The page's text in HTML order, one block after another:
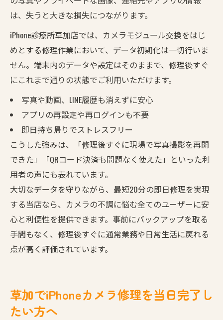
は、失うと大きな損失につながります。
iPhone診療所草加店では、カメラモジュール交換をはじ
めとする修理作業において、データ初期化は一切行いま
せん。端末内のデータや設定はそのままで、修理後すぐ
にこれまで通りの状態でご利用いただけます。
写真や動画、LINE履歴も消えずに安心
アプリの再設定や再ログインも不要
即日持ち帰りでストレスフリー
こうした強みは、「修理後すぐに現場で写真撮影を再開
できた」「QRコード決済も問題なく使えた」といった利
用者の声にも表れています。
大切なデータを守りながら、最短20分の即日修理を実現
する当店なら、カメラの不調に悩む全てのユーザーに安
心と利便性を提供できます。事前にバックアップを取る
手間もなく、修理後すぐに通常業務や日常生活に戻れる
点が高く評価されています。
草加でiPhoneカメラ修理を当日完了し
たい方へ